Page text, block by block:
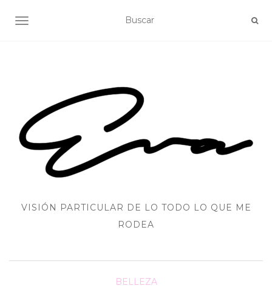
ALTERNAR NAVEGACIÓN
VISIÓN PARTICULAR DE LO TODO LO QUE ME
RODEA
BELLEZA